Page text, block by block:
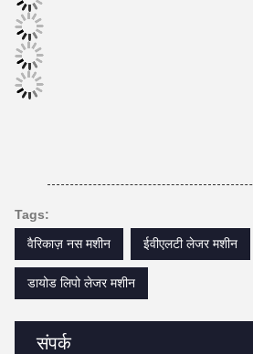
संपर्क
Tags:
वैरिकाज़ नस मशीन
ईवीएलटी लेजर मशीन
डायोड लिपो लेजर मशीन